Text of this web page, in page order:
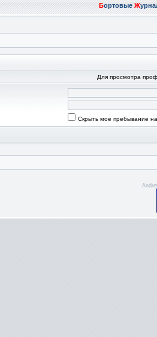
БортовыеЖ
Для просмотра
Скрыть мое пребывание